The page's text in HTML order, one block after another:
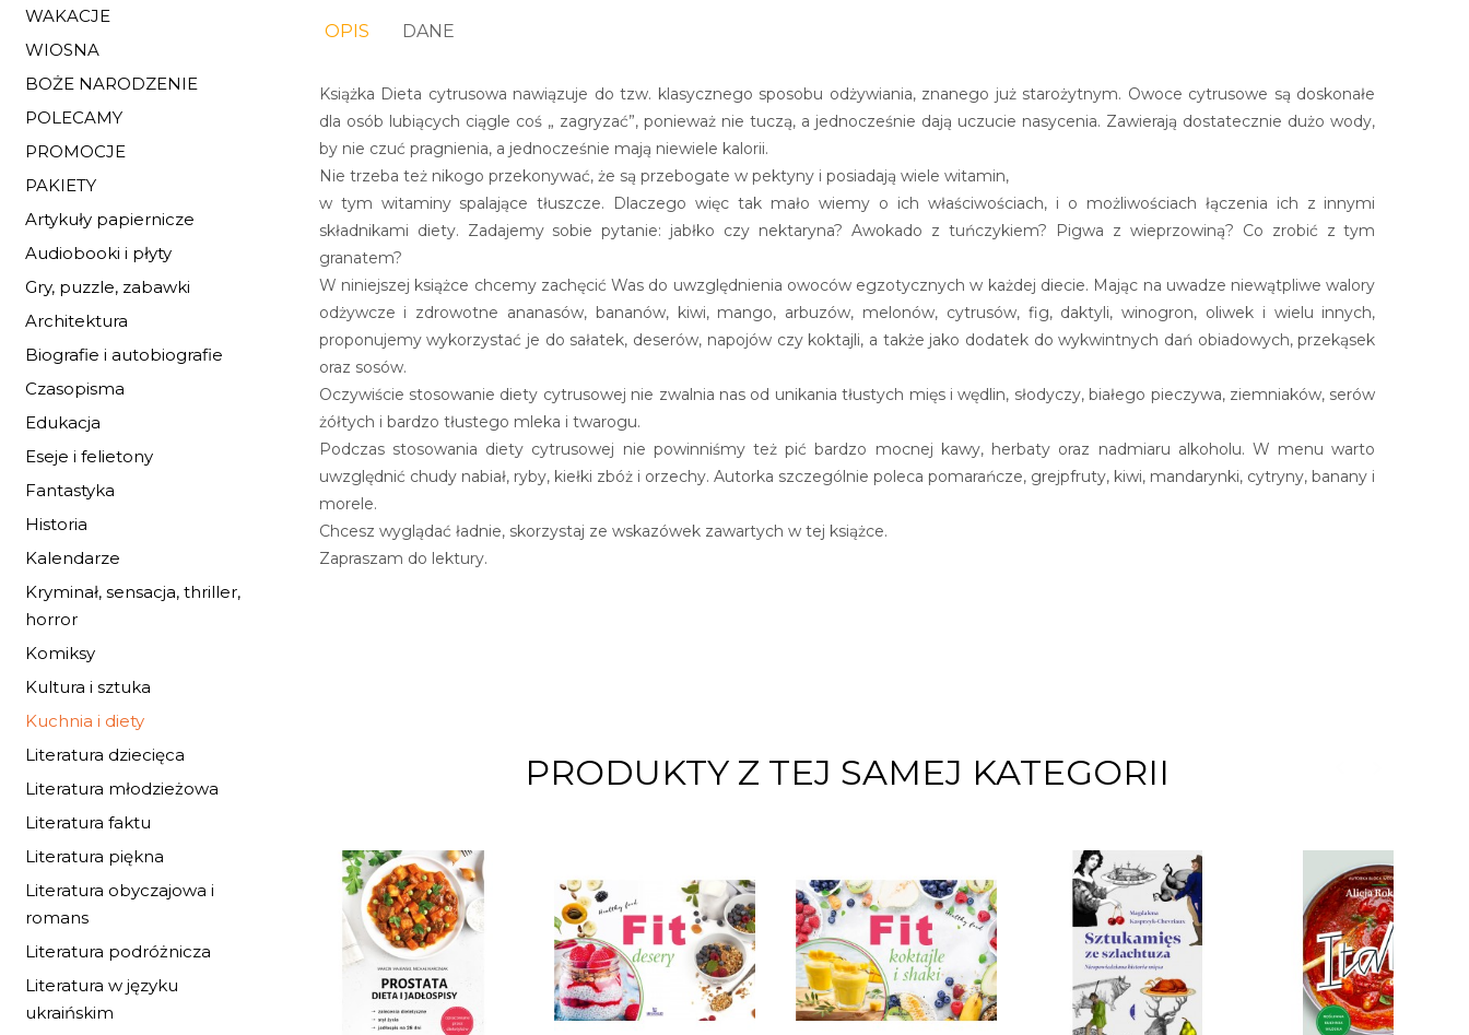
WAKACJE
WIOSNA
BOŻE NARODZENIE
POLECAMY
PROMOCJE
PAKIETY
Artykuły papiernicze
Audiobooki i płyty
Gry, puzzle, zabawki
Architektura
Biografie i autobiografie
Czasopisma
Edukacja
Eseje i felietony
Fantastyka
Historia
Kalendarze
Kryminał, sensacja, thriller,
horror
Komiksy
Kultura i sztuka
Kuchnia i diety
Literatura dziecięca
Literatura młodzieżowa
Literatura faktu
Literatura piękna
Literatura obyczajowa i
romans
Literatura podróżnicza
Literatura w języku
ukraińskim
OPIS DANE
Książka Dieta cytrusowa nawiązuje do tzw. klasycznego sposobu odżywiania, znanego już starożytnym. Owoce cytrusowe są doskonałe
dla osób lubiących ciągle coś „ zagryzać”, ponieważ nie tuczą, a jednocześnie dają uczucie nasycenia. Zawierają dostatecznie dużo wody,
by nie czuć pragnienia, a jednocześnie mają niewiele kalorii.
Nie trzeba też nikogo przekonywać, że są przebogate w pektyny i posiadają wiele witamin,
w tym witaminy spalające tłuszcze. Dlaczego więc tak mało wiemy o ich właściwościach, i o możliwościach łączenia ich z innymi
składnikami diety. Zadajemy sobie pytanie: jabłko czy nektaryna? Awokado z tuńczykiem? Pigwa z wieprzowiną? Co zrobić z tym
granatem?
W niniejszej książce chcemy zachęcić Was do uwzględnienia owoców egzotycznych w każdej diecie. Mając na uwadze niewątpliwe walory
odżywcze i zdrowotne ananasów, bananów, kiwi, mango, arbuzów, melonów, cytrusów, fig, daktyli, winogron, oliwek i wielu innych,
proponujemy wykorzystać je do sałatek, deserów, napojów czy koktajli, a także jako dodatek do wykwintnych dań obiadowych, przekąsek
oraz sosów.
Oczywiście stosowanie diety cytrusowej nie zwalnia nas od unikania tłustych mięs i wędlin, słodyczy, białego pieczywa, ziemniaków, serów
żółtych i bardzo tłustego mleka i twarogu.
Podczas stosowania diety cytrusowej nie powinniśmy też pić bardzo mocnej kawy, herbaty oraz nadmiaru alkoholu. W menu warto
uwzględnić chudy nabiał, ryby, kiełki zbóż i orzechy. Autorka szczególnie poleca pomarańcze, grejpfruty, kiwi, mandarynki, cytryny, banany i
morele.
Chcesz wyglądać ładnie, skorzystaj ze wskazówek zawartych w tej książce.
Zapraszam do lektury.
PRODUKTY Z TEJ SAMEJ KATEGORII